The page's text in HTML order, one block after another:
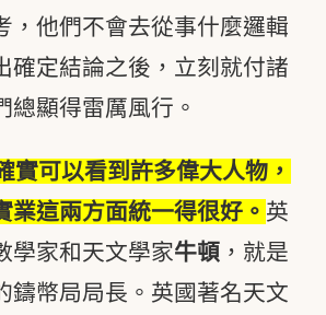
，他們不會去從事什麼邏輯
確定結論之後，立刻就付諸
總顯得雷厲風行。
實可以看到許多偉大人物，
業這兩方面統一得很好。 英
學家和天文學家牛頓 ，就是
鑄幣局局長。英國著名天文